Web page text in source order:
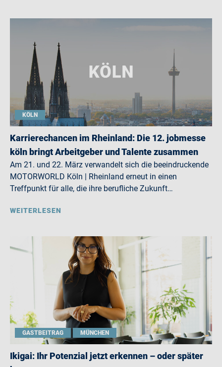
KÖLN
Karrierechancen im Rheinland: Die 12. jobmesse
köln bringt Arbeitgeber und Talente zusammen
Am 21. und 22. März verwandelt sich die beeindruckende
MOTORWORLD Köln | Rheinland erneut in einen
Treffpunkt für alle, die ihre berufliche Zukunft…
WEITERLESEN
GASTBEITRAG MÜNCHEN
Ikigai: Ihr Potenzial jetzt erkennen – oder später